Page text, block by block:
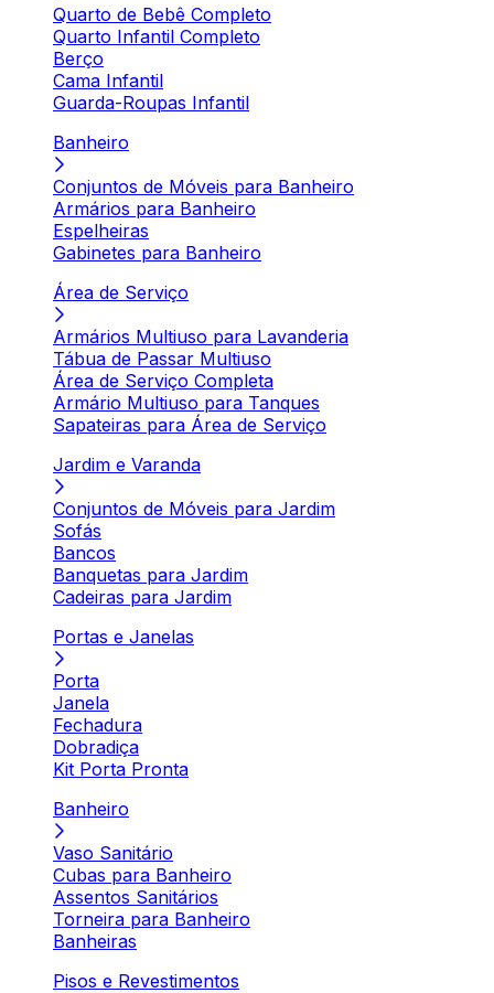
Quarto de Bebê Completo
Quarto Infantil Completo
Berço
Cama Infantil
Guarda-Roupas Infantil
Banheiro
Conjuntos de Móveis para Banheiro
Armários para Banheiro
Espelheiras
Gabinetes para Banheiro
Área de Serviço
Armários Multiuso para Lavanderia
Tábua de Passar Multiuso
Área de Serviço Completa
Armário Multiuso para Tanques
Sapateiras para Área de Serviço
Jardim e Varanda
Conjuntos de Móveis para Jardim
Sofás
Bancos
Banquetas para Jardim
Cadeiras para Jardim
Portas e Janelas
Porta
Janela
Fechadura
Dobradiça
Kit Porta Pronta
Banheiro
Vaso Sanitário
Cubas para Banheiro
Assentos Sanitários
Torneira para Banheiro
Banheiras
Pisos e Revestimentos